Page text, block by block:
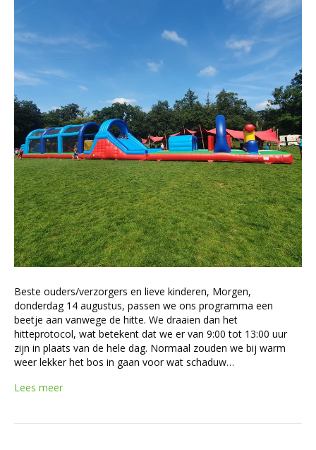
Beste ouders/verzorgers en lieve kinderen, Morgen,
donderdag 14 augustus, passen we ons programma een
beetje aan vanwege de hitte. We draaien dan het
hitteprotocol, wat betekent dat we er van 9:00 tot 13:00 uur
zijn in plaats van de hele dag. Normaal zouden we bij warm
weer lekker het bos in gaan voor wat schaduw…
Lees meer